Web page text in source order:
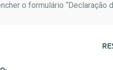
o formulário